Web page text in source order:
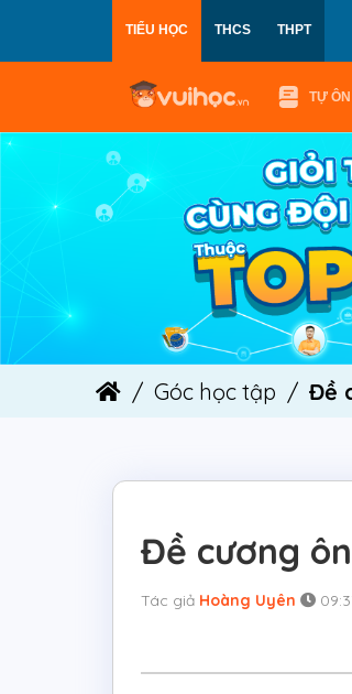
TIỂU HỌC THCS THPT
TỰ
Góc học tập Đề
Đề cương
Tác giả Hoàng Uyên